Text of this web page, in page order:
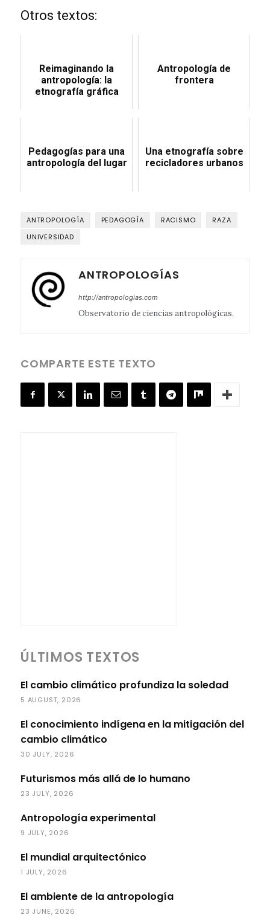
Otros textos:
Reimaginando la
antropología: la
etnografía gráfica
Antropología de
frontera
Pedagogías para una
antropología del lugar
Una etnografía sobre
recicladores urbanos
ANTROPOLOGÍA PEDAGOGÍA RACISMO
RAZA
UNIVERSIDAD
ANTROPOLOGÍAS
http://antropologias.com
Observatorio de ciencias antropológicas.
COMPARTE ESTE TEXTO
ÚLTIMOS TEXTOS
El cambio climático profundiza la soledad
5 AUGUST, 2026
El conocimiento indígena en la mitigación del
cambio climático
30 JULY, 2026
Futurismos más allá de lo humano
23 JULY, 2026
Antropología experimental
9 JULY, 2026
El mundial arquitectónico
1 JULY, 2026
El ambiente de la antropología
23 JUNE, 2026